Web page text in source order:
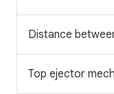
Distance
Top ejector